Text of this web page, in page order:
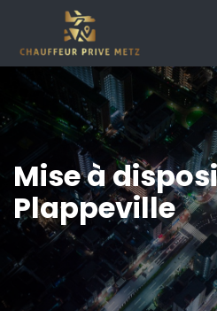
Mise à
Plappeville